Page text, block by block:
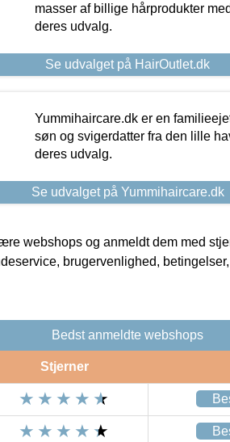
masser af billige hårprodukter
deres udvalg.
Se udvalget på HairOutlet.dk
Yummihaircare.dk er en
søn og svigerdatter fra den lille
deres udvalg.
Se udvalget på Yummihaircare.dk
webshops og anmeldt dem med
brugervenlighed,
Bedst anmeldte webshops
Stjerner